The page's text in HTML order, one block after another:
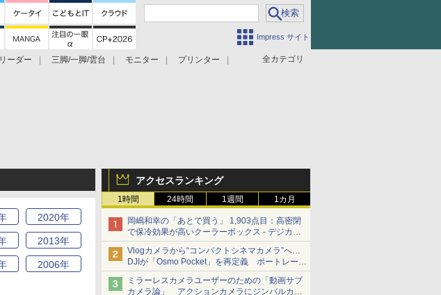
Impress サイト
全カテゴリ
ーダー 三脚/一脚/雲台 モニター
プリンター
アクセスランキング
1時間 24時間 1週間 1カ月
岡嶋和幸の「あとで買う」 1,903点目：高密閉
で保冷効果が高いクーラーボックス - デジカメ
Watch
Vlogカメラから“コンパクトシネマカメラ”へ…
DJIが「Osmo Pocket」を再定義 ポートレート
重視の映像設計に
ミラーレスカメラユーザーのための「動画サブ
カメラ論」 アクションカメラにジンバルカメ
2020年
2013年
2006年